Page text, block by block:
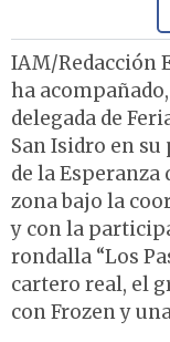
IAM/Redacción
ha
delegada de
San Isidro en
de la Esperanza
zona bajo la
y con la
rondalla “Los
cartero real, el
con Frozen y